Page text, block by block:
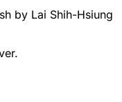
by Lai Shih-Hsiung